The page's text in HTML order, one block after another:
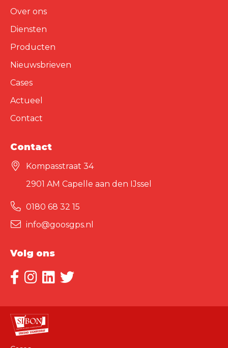
Over ons
Diensten
Producten
Nieuwsbrieven
Cases
Actueel
Contact
Contact
Kompasstraat 34
2901 AM Capelle aan den IJssel
0180 68 32 15
info@goosgps.nl
Volg ons